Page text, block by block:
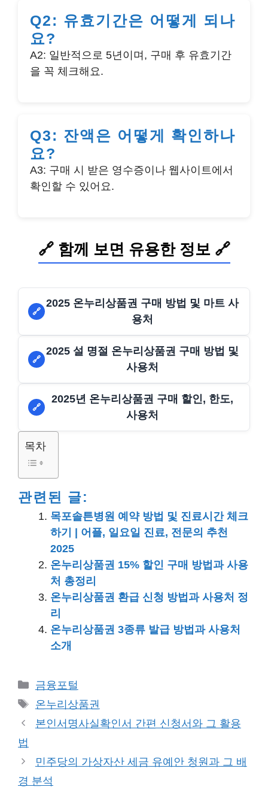
Q2: 유효기간은 어떻게 되나
요?
A2: 일반적으로 5년이며, 구매 후 유효기간
을 꼭 체크해요.
Q3: 잔액은 어떻게 확인하나
요?
A3: 구매 시 받은 영수증이나 웹사이트에서
확인할 수 있어요.
🔗 함께 보면 유용한 정보 🔗
🔗
2025 온누리상품권 구매 방법 및 마트 사
용처
🔗
2025 설 명절 온누리상품권 구매 방법 및
사용처
🔗
2025년 온누리상품권 구매 할인, 한도,
사용처
목차
관련된 글:
목포솔튼병원 예약 방법 및 진료시간 체크
하기 | 어플, 일요일 진료, 전문의 추천
2025
온누리상품권 15% 할인 구매 방법과 사용
처 총정리
온누리상품권 환급 신청 방법과 사용처 정
리
온누리상품권 3종류 발급 방법과 사용처
소개
카
테
리
금융포털
태
그
온누리상품권
본인서명사실확인서 간편 신청서와 그 활용
법
민주당의 가상자산 세금 유예안 청원과 그 배
경 분석